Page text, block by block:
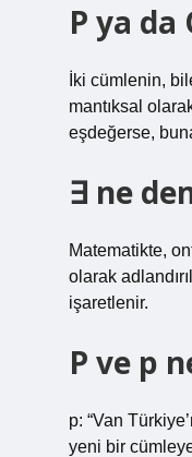
P ya da
İki cümlenin,
mantıksal
eşdeğerse,
∃ ne
Matematikte,
olarak
işaretlenir.
P ve p
p: “Van
yeni bir